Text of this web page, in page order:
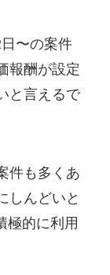
〜の案件
報酬が設定
と言えるで
件も多くあ
しんどいと
極的に利用